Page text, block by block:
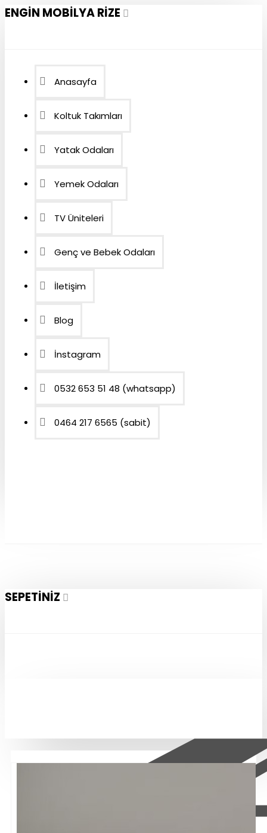
ENGIN MOBILYA RIZE
Anasayfa
Koltuk Takımları
Yatak Odaları
Yemek Odaları
TV Üniteleri
Genç ve Bebek Odaları
İletişim
Blog
İnstagram
0532 653 51 48 (whatsapp)
0464 217 6565 (sabit)
SEPETINIZ